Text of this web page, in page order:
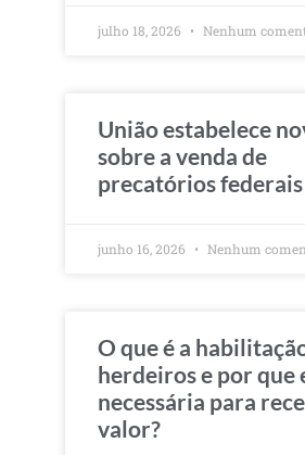
julho 18, 2026 Nenhum
União estabelece
sobre a venda de
precatórios federais
junho 16, 2026 Nenhum
O que é a
herdeiros e por que
necessária para
valor?